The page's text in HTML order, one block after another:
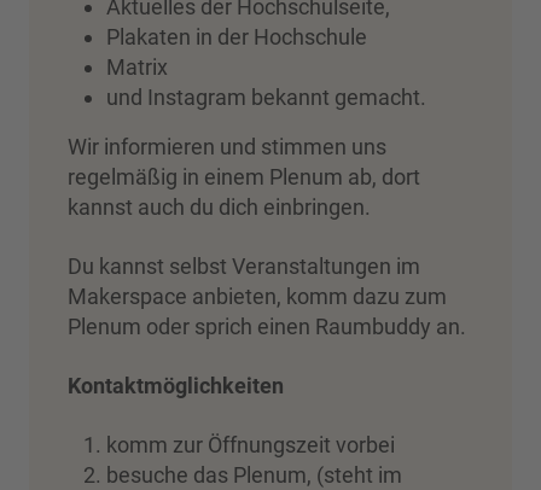
Aktuelles der Hochschulseite,
Plakaten in der Hochschule
Matrix
und Instagram bekannt gemacht.
Wir informieren und stimmen uns
regelmäßig in einem Plenum ab, dort
kannst auch du dich einbringen.
Du kannst selbst Veranstaltungen im
Makerspace anbieten, komm dazu zum
Plenum oder sprich einen Raumbuddy an.
Kontaktmöglichkeiten
komm zur Öffnungszeit vorbei
besuche das Plenum, (steht im